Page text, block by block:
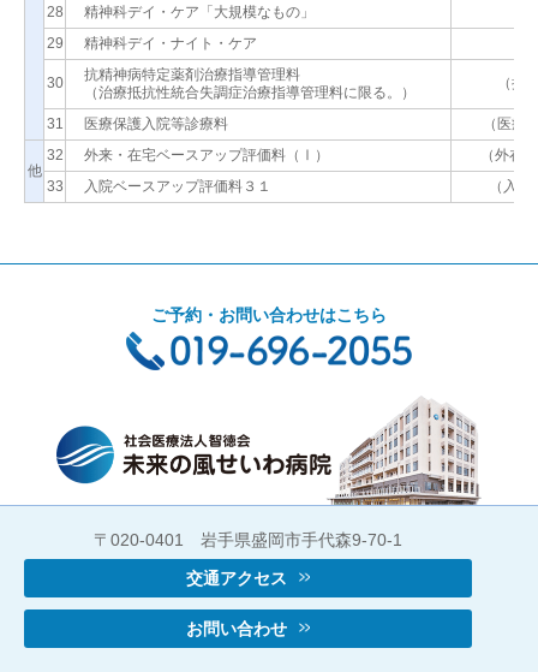
28
精神科デイ・ケア「大規模なもの」
29
精神科デイ・ナイト・ケア
30
抗精神病特定薬剤治療指導管理料
（治療抵抗性統合失調症治療指導管理料に限る。）
（抗
31 医療保護入院等診療料 （医療
他
32 外来・在宅ベースアップ評価料（Ⅰ）
（外在
33
入院ベースアップ評価料３１ （入
ご予約・お問い合わせはこちら
〒020-0401 岩手県盛岡市手代森9-70-1
交通アクセス
お問い合わせ